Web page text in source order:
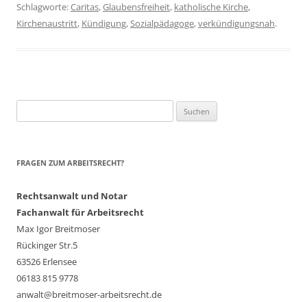
Schlagworte:Caritas,Glaubensfreiheit, katholische Kirche,
Kirchenaustritt, Kündigung,Sozialpädagoge,verkündigungsnah.
nach:
FRAGEN ZUM ARBEITSRECHT?
Rechtsanwalt und Notar
Fachanwalt für Arbeitsrecht
Max Igor Breitmoser
Rückinger Str.5
63526 Erlensee
06183 815 9778
anwalt@breitmoser-arbeitsrecht.de